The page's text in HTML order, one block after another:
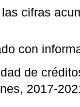
cifras
con
de
2017-